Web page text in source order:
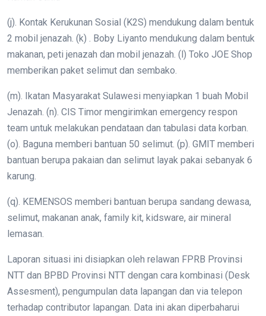
(j). Kontak Kerukunan Sosial (K2S) mendukung dalam bentuk
2 mobil jenazah. (k) . Boby Liyanto mendukung dalam bentuk
makanan, peti jenazah dan mobil jenazah. (l) Toko JOE Shop
memberikan paket selimut dan sembako.
(m). Ikatan Masyarakat Sulawesi menyiapkan 1 buah Mobil
Jenazah. (n). CIS Timor mengirimkan emergency respon
team untuk melakukan pendataan dan tabulasi data korban.
(o). Baguna memberi bantuan 50 selimut. (p). GMIT memberi
bantuan berupa pakaian dan selimut layak pakai sebanyak 6
karung.
(q). KEMENSOS memberi bantuan berupa sandang dewasa,
selimut, makanan anak, family kit, kidsware, air mineral
lemasan.
Laporan situasi ini disiapkan oleh relawan FPRB Provinsi
NTT dan BPBD Provinsi NTT dengan cara kombinasi (Desk
Assesment), pengumpulan data lapangan dan via telepon
terhadap contributor lapangan. Data ini akan diperbaharui